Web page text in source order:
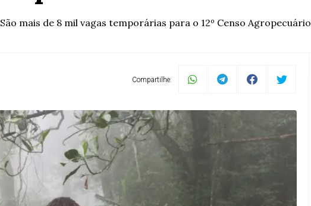
São mais de 8 mil vagas temporárias para o 12º Censo Agropecuário
Compartilhe: